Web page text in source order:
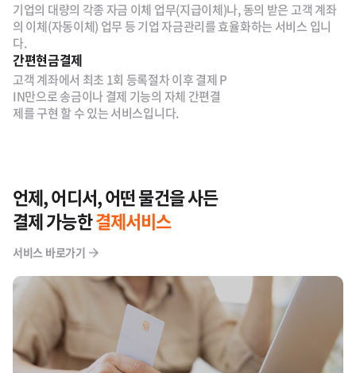
기업의 대량의 각종 자금 이체 업무(지급이체)나, 동의 받은 고객 계좌
의 이체(자동이체) 업무 등 기업 자금관리를 효율화하는 서비스 입니
다.
간편현금결제
고객 계좌에서 최초 1회 등록절차 이후 결제 P
IN만으로 송금이나 결제 기능의 자체 간편결
제를 구현 할 수 있는 서비스입니다.
언제, 어디서, 어떤 물건을 사든
결제 가능한결제서비스
서비스 바로가기